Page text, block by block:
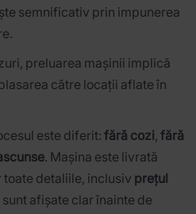
semnificativ prin impunerea
preluarea mașinii implică
către locații aflate în
este diferit: fără cozi, fără
. Mașina este livrată
toate detaliile, inclusiv prețul
sunt afișate clar înainte de